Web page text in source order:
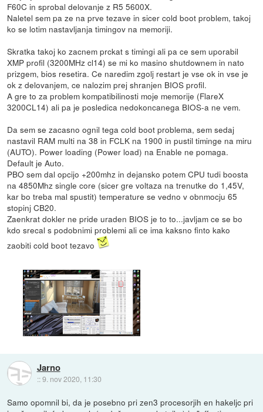
F60C in sprobal delovanje z R5 5600X.
Naletel sem pa ze na prve tezave in sicer cold boot problem, takoj
ko se lotim nastavljanja timingov na memoriji.
Skratka takoj ko zacnem prckat s timingi ali pa ce sem uporabil
XMP profil (3200MHz cl14) se mi ko masino shutdownem in nato
prizgem, bios resetira. Ce naredim zgolj restart je vse ok in vse je
ok z delovanjem, ce nalozim prej shranjen BIOS profil.
A gre to za problem kompatibilinosti moje memorije (FlareX
3200CL14) ali pa je posledica nedokoncanega BIOS-a ne vem.
Da sem se zacasno ognil tega cold boot problema, sem sedaj
nastavil RAM multi na 38 in FCLK na 1900 in pustil timinge na miru
(AUTO). Power loading (Power load) na Enable ne pomaga.
Default je Auto.
PBO sem dal opcijo +200mhz in dejansko potem CPU tudi boosta
na 4850Mhz single core (sicer gre voltaza na trenutke do 1,45V,
kar bo treba mal spustit) temperature se vedno v obnmocju 65
stopinj CB20.
Zaenkrat dokler ne pride uraden BIOS je to to...javljam ce se bo
kdo srecal s podobnimi problemi ali ce ima kaksno finto kako
zaobiti cold boot tezavo
Jarno
::9. nov 2020, 11:30
Samo opomnil bi, da je posebno pri zen3 procesorjih en hakeljc pri